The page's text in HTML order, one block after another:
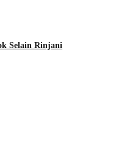
Selain Rinjani